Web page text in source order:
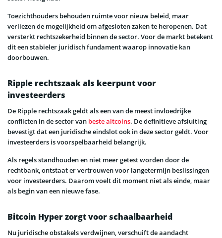
Toezichthouders behouden ruimte voor nieuw beleid, maar
verliezen de mogelijkheid om afgesloten zaken te heropenen. Dat
versterkt rechtszekerheid binnen de sector. Voor de markt betekent
dit een stabieler juridisch fundament waarop innovatie kan
doorbouwen.
Ripple rechtszaak als keerpunt voor
investeerders
De Ripple rechtszaak geldt als een van de meest invloedrijke
conflicten in de sector van beste altcoins. De definitieve afsluiting
bevestigt dat een juridische eindslot ook in deze sector geldt. Voor
investeerders is voorspelbaarheid belangrijk.
Als regels standhouden en niet meer getest worden door de
rechtbank, ontstaat er vertrouwen voor langetermijn beslissingen
voor investeerders. Daarom voelt dit moment niet als einde, maar
als begin van een nieuwe fase.
Bitcoin Hyper zorgt voor schaalbaarheid
Nu juridische obstakels verdwijnen, verschuift de aandacht